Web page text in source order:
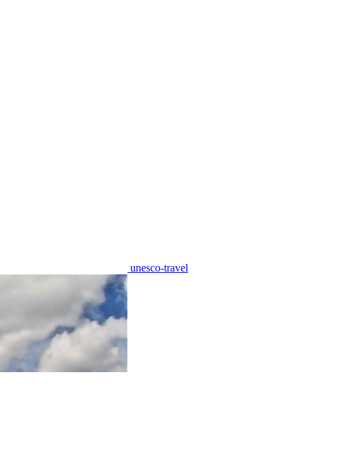
unesco-travel